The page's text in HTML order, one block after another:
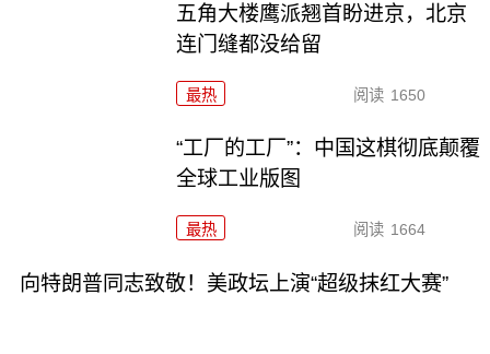
五角大楼鹰派翘首盼进京，北京
连门缝都没给留
最热 阅读 1650
“工厂的工厂”：中国这棋彻底颠覆
全球工业版图
最热 阅读 1664
向特朗普同志致敬！美政坛上演“超级抹红大赛”